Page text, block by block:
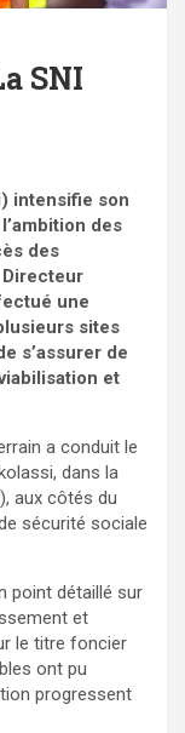
SNI
intensifie son
des
des
une
sites
s’assurer de
et
a conduit le
dans la
aux côtés du
sécurité sociale
point détaillé sur
et
le titre foncier
ont pu
progressent